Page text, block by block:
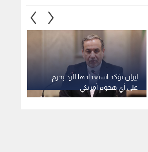
إيران تؤكد استعدادها للرد بحزم
على أي هجوم أمريكي